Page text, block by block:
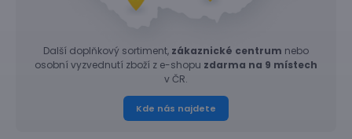
Další doplňkový sortiment, zákaznické centrum nebo
osobní vyzvednutí zboží z e-shopu zdarma na 9 místech
v ČR.
Kde nás najdete